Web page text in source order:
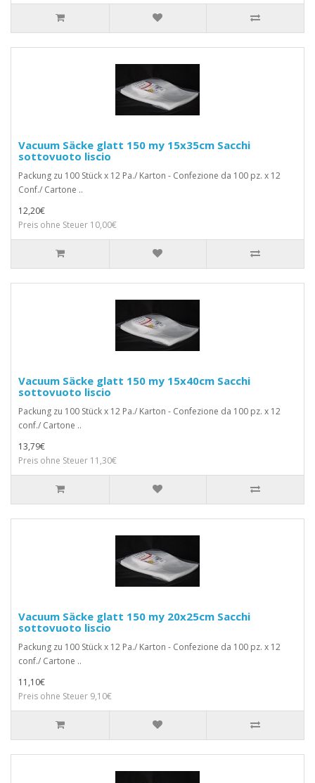
Vacuum Säcke glatt 150 my 15x35cm Sacchi
sottovuoto liscio
Packung zu 100 Stück x 12 Pa./ Karton - Confezione da 100 pz. x 12
Conf./ Cartone ..
12,20€
Preis ohne Steuer 10,00€
Vacuum Säcke glatt 150 my 15x40cm Sacchi
sottovuoto liscio
Packung zu 100 Stück x 12 Pa./ Karton - Confezione da 100 pz. x 12
conf./ Cartone ..
13,79€
Preis ohne Steuer 11,30€
Vacuum Säcke glatt 150 my 20x25cm Sacchi
sottovuoto liscio
Packung zu 100 Stück x 12 Pa./ Karton - Confezione da 100 pz. x 12
conf./ Cartone ..
11,10€
Preis ohne Steuer 9,10€